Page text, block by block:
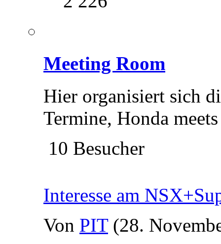
Meeting Room
Hier organisiert sich
Termine, Honda
10 Besucher
Interesse am
Von PIT (28.